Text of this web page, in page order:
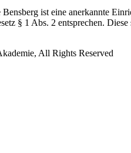
ist eine anerkannte
§ 1 Abs. 2 entsprechen.
All Rights Reserved